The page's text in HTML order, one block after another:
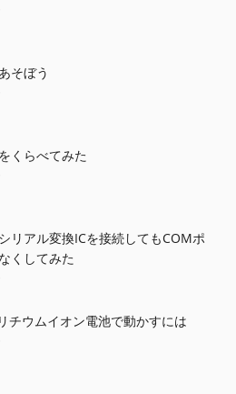
そぼう
くらべてみた
リアル変換ICを接続してもCOMポ
くしてみた
チウムイオン電池で動かすには